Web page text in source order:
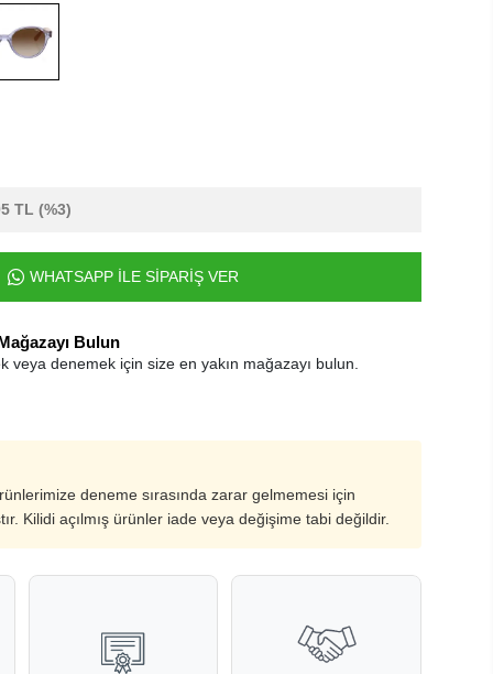
TL (%3)
WHATSAPP İLE SİPARİŞ VER
Bulun
veya denemek için size en yakın mağazayı bulun.
deneme sırasında zarar gelmemesi için
Kilidi açılmış ürünler iade veya değişime tabi değildir.